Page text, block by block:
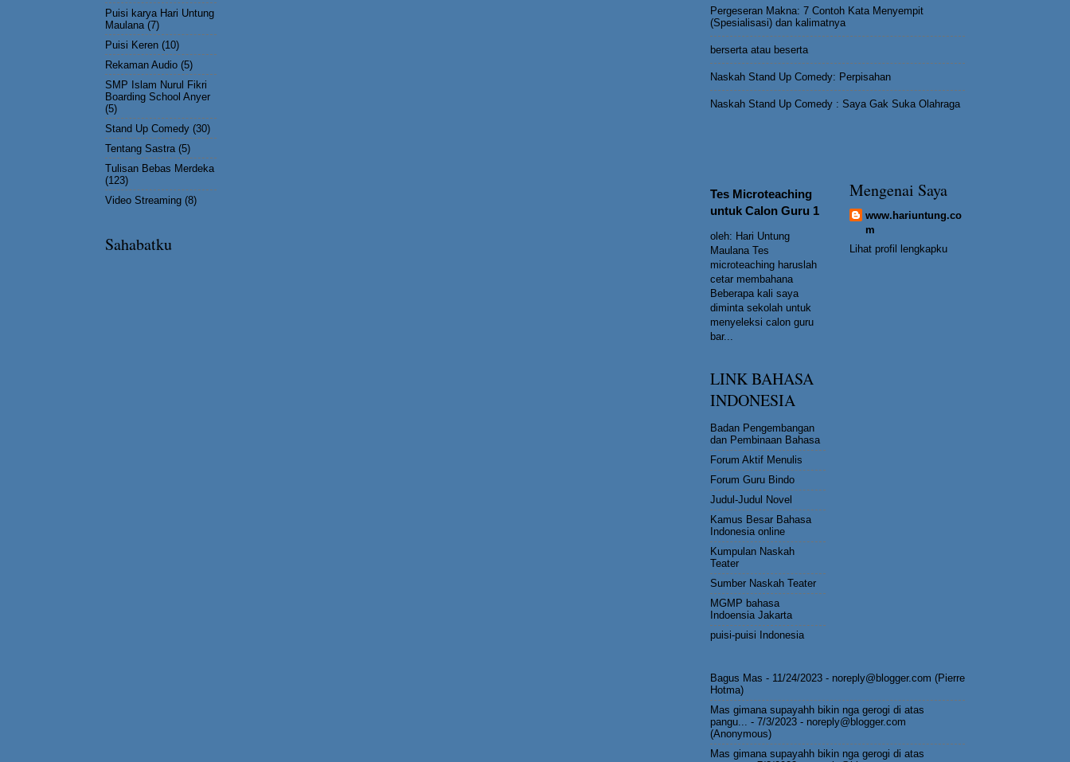
Puisi karya Hari Untung
Maulana (7)
Puisi Keren (10)
Rekaman Audio (5)
SMP Islam Nurul Fikri
Boarding School Anyer
(5)
Stand Up Comedy (30)
Tentang Sastra (5)
Tulisan Bebas Merdeka
(123)
Video Streaming (8)
Sahabatku
Pergeseran Makna: 7 Contoh Kata Menyempit
(Spesialisasi) dan kalimatnya
berserta atau beserta
Naskah Stand Up Comedy: Perpisahan
Naskah Stand Up Comedy : Saya Gak Suka Olahraga
Tes Microteaching
untuk Calon Guru 1
oleh: Hari Untung
Maulana Tes
microteaching haruslah
cetar membahana
Beberapa kali saya
diminta sekolah untuk
menyeleksi calon guru
bar...
LINK BAHASA
INDONESIA
Badan Pengembangan
dan Pembinaan Bahasa
Forum Aktif Menulis
Forum Guru Bindo
Judul-Judul Novel
Kamus Besar Bahasa
Indonesia online
Kumpulan Naskah
Teater
Sumber Naskah Teater
MGMP bahasa
Indoensia Jakarta
puisi-puisi Indonesia
Mengenai Saya
www.hariuntung.co
m
Lihat profil lengkapku
Bagus Mas - 11/24/2023 - noreply@blogger.com (Pierre
Hotma)
Mas gimana supayahh bikin nga gerogi di atas
pangu... - 7/3/2023 - noreply@blogger.com
(Anonymous)
Mas gimana supayahh bikin nga gerogi di atas